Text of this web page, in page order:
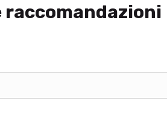
raccomandazioni